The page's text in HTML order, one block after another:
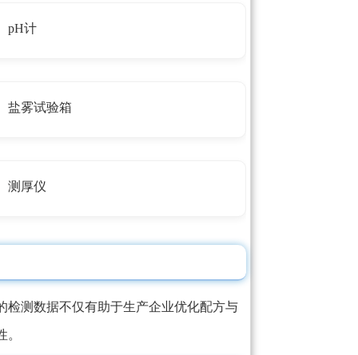
pH计
盐雾试验箱
测厚仪
检测数据不仅有助于生产企业优化配方与